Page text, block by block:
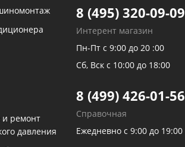
и ремонт
давления
8 (495) 320-09-09
Интерент магазин
Пн-Пт с 9:00 до 20 :00
Сб, Вск с 10:00 до 18:00
8 (499) 426-01-56
Справочная
Ежедневно с 9:00 до 19:00